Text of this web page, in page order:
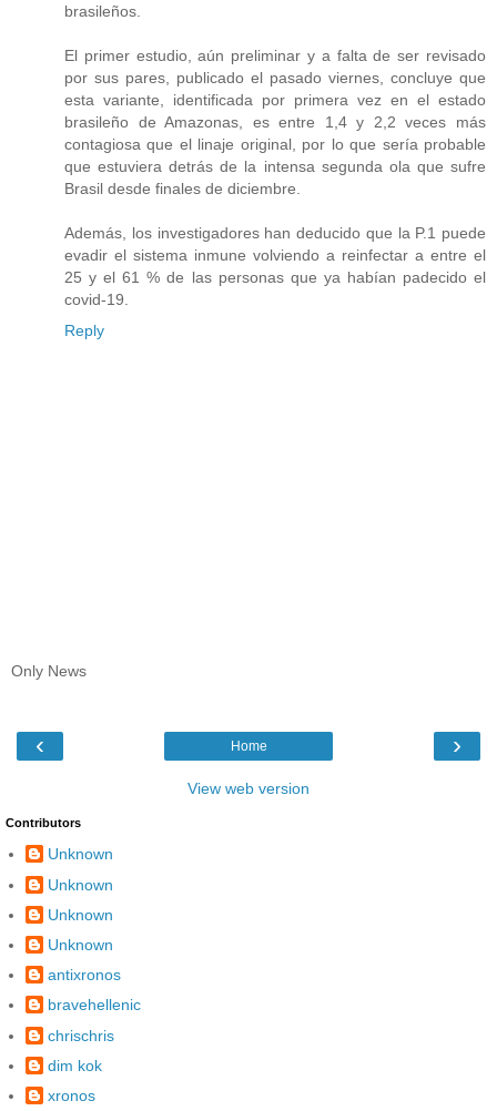
brasileños.
El primer estudio, aún preliminar y a falta de ser revisado
por sus pares, publicado el pasado viernes, concluye que
esta variante, identificada por primera vez en el estado
brasileño de Amazonas, es entre 1,4 y 2,2 veces más
contagiosa que el linaje original, por lo que sería probable
que estuviera detrás de la intensa segunda ola que sufre
Brasil desde finales de diciembre.
Además, los investigadores han deducido que la P.1 puede
evadir el sistema inmune volviendo a reinfectar a entre el
25 y el 61 % de las personas que ya habían padecido el
covid-19.
Reply
Only News
‹ ›
Home
View web version
Contributors
Unknown
Unknown
Unknown
Unknown
antixronos
bravehellenic
chrischris
dim kok
xronos